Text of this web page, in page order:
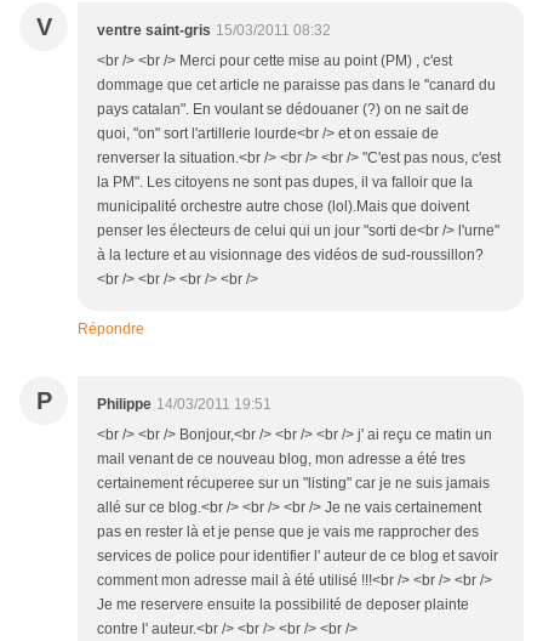
V ventre saint-gris 15/03/2011 08:32
<br /> <br /> Merci pour cette mise au point (PM) , c'est
dommage que cet article ne paraisse pas dans le "canard du
pays catalan". En voulant se dédouaner (?) on ne sait de
quoi, "on" sort l'artillerie lourde<br /> et on essaie de
renverser la situation.<br /> <br /> <br /> "C'est pas nous, c'est
la PM". Les citoyens ne sont pas dupes, il va falloir que la
municipalité orchestre autre chose (lol).Mais que doivent
penser les électeurs de celui qui un jour "sorti de<br /> l'urne"
à la lecture et au visionnage des vidéos de sud-roussillon?
<br /> <br /> <br /> <br />
Répondre
P Philippe 14/03/2011 19:51
<br /> <br /> Bonjour,<br /> <br /> <br /> j' ai reçu ce matin un
mail venant de ce nouveau blog, mon adresse a été tres
certainement récuperee sur un "listing" car je ne suis jamais
allé sur ce blog.<br /> <br /> <br /> Je ne vais certainement
pas en rester là et je pense que je vais me rapprocher des
services de police pour identifier l' auteur de ce blog et savoir
comment mon adresse mail à été utilisé !!!<br /> <br /> <br />
Je me reservere ensuite la possibilité de deposer plainte
contre l' auteur.<br /> <br /> <br /> <br />